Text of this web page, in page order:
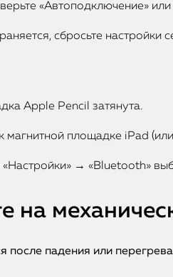
«Автоподключение»
сбросьте настройки
Apple Pencil затянута.
магнитной площадке iPad
«Настройки» → «Bluetooth»
на
после падения или